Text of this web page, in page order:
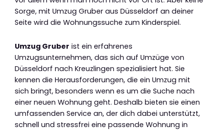
Sorge, mit Umzug Gruber aus Düsseldorf an deiner
Seite wird die Wohnungssuche zum Kinderspiel.
Umzug Gruber ist ein erfahrenes
Umzugsunternehmen, das sich auf Umzüge von
Düsseldorf nach Kreuzlingen spezialisiert hat. Sie
kennen die Herausforderungen, die ein Umzug mit
sich bringt, besonders wenn es um die Suche nach
einer neuen Wohnung geht. Deshalb bieten sie einen
umfassenden Service an, der dich dabei unterstützt,
schnell und stressfrei eine passende Wohnung in